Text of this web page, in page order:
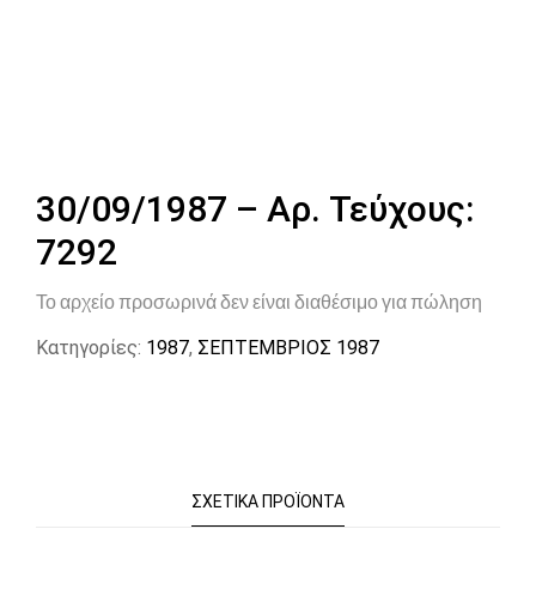
30/09/1987 – Αρ. Τεύχους:
7292
Το αρχείο προσωρινά δεν είναι διαθέσιμο για πώληση
Κατηγορίες: 1987, ΣΕΠΤΕΜΒΡΙΟΣ 1987
ΣΧΕΤΙΚΆ ΠΡΟΪΌΝΤΑ